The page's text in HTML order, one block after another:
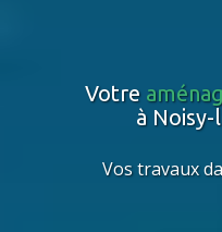
Votre
à Noisy-
Vos travaux